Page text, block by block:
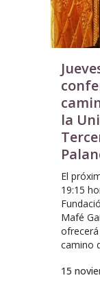
la
El
19:15
Mafé
camino
15